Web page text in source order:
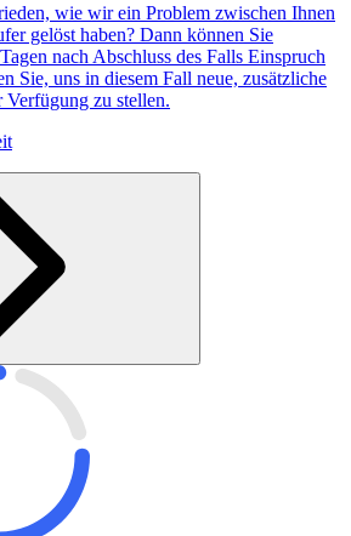
wie wir ein Problem zwischen Ihnen
gelöst haben? Dann können Sie
nach Abschluss des Falls Einspruch
Sie, uns in diesem Fall neue, zusätzliche
zu stellen.